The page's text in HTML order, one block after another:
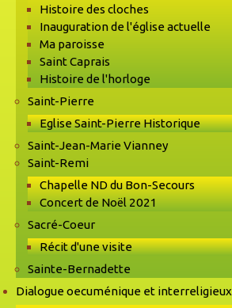
Histoire des cloches
Inauguration de l'église actuelle
Ma paroisse
Saint Caprais
Histoire de l'horloge
Saint-Pierre
Eglise Saint-Pierre Historique
Saint-Jean-Marie Vianney
Saint-Remi
Chapelle ND du Bon-Secours
Concert de Noël 2021
Sacré-Coeur
Récit d'une visite
Sainte-Bernadette
Dialogue oecuménique et interreligieux